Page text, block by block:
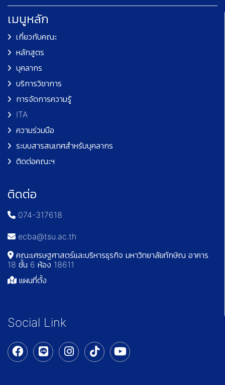
เมนูหลัก
เกี่ยวกับคณะ
หลักสูตร
บุคลากร
บริการวิชาการ
การจัดการความรู้
ITA
ความร่วมมือ
ระบบสารสนเทศสำหรับบุคลากร
ติดต่อคณะฯ
ติดต่อ
074-317618
ecba@tsu.ac.th
คณะเศรษฐศาสตร์และบริหารธุรกิจ มหาวิทยาลัยทักษิณ อาคาร
18 ชั้น 6 ห้อง 18611
แผนที่ตั้ง
Social Link